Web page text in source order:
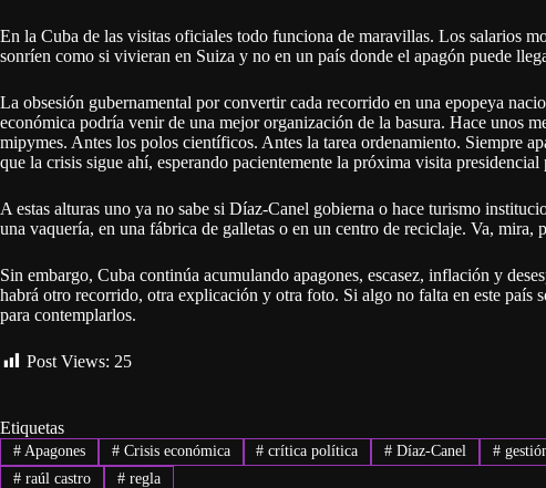
En la Cuba de las visitas oficiales todo funciona de maravillas. Los salarios
sonríen como si vivieran en Suiza y no en un país donde el apagón puede
La obsesión gubernamental por convertir cada recorrido en una epopeya
económica podría venir de una mejor organización de la basura. Hace unos
mipymes. Antes los polos científicos. Antes la tarea ordenamiento. Siempre
que la crisis sigue ahí, esperando pacientemente la próxima visita presidencial
A estas alturas uno ya no sabe si Díaz-Canel gobierna o hace turismo
una vaquería, en una fábrica de galletas o en un centro de reciclaje. Va, mira,
Sin embargo, Cuba continúa acumulando apagones, escasez, inflación y
habrá otro recorrido, otra explicación y otra foto. Si algo no falta en este país
para contemplarlos.
Post Views: 25
Etiquetas
#Apagones #Crisis económica # crítica política # Díaz-Canel #
#raúl castro #regla